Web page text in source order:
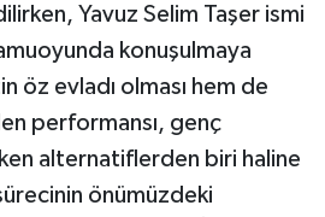
Yavuz Selim Taşer ismi
konuşulmaya
öz evladı olması hem de
performansı, genç
alternatiflerden biri haline
önümüzdeki